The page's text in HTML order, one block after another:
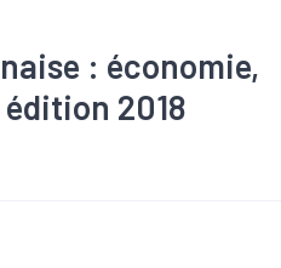
: économie,
2018